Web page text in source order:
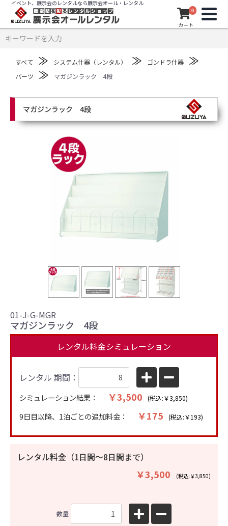
イベント、展示会のレンタルなら展示会オール・レンタル
0
カート
すべて ≫ システム什器（レンタル） ≫ ゴンドラ什器 ≫
パーツ ≫ マガジンラック 4段
マガジンラック 4段
01-J-G-MGR
マガジンラック 4段
レンタル料金シミュレーション
レンタル 期間：
シミュレーション結果： ￥3,500 (税込:￥3,850)
9日目以降、1泊ごとの追加料金： ￥175 (税込:￥193)
レンタル料金（1日間〜8日間まで）
￥3,500 (税込:￥3,850)
数量